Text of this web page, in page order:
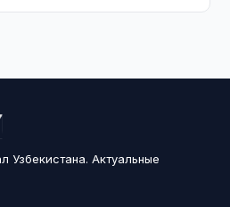
Узбекистана. Актуальные